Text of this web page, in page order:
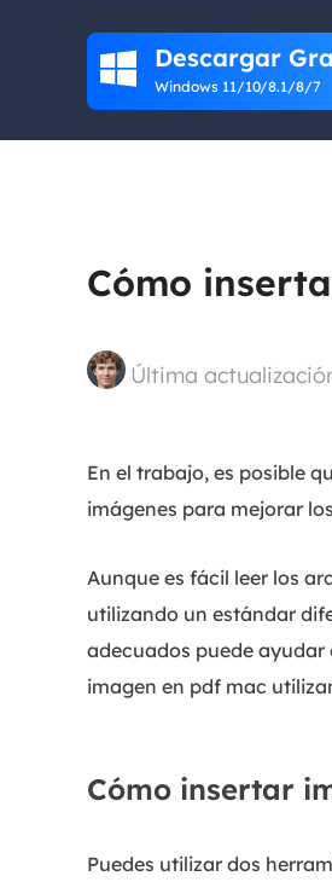
 Descargar
Windows 11/10/8.1/8/7
Cómo
Última
En el trabajo, es posible
imágenes para mejorar
Aunque es fácil leer los
utilizando un estándar
adecuados puede
imagen en pdf mac
Cómo insertar
Puedes utilizar dos